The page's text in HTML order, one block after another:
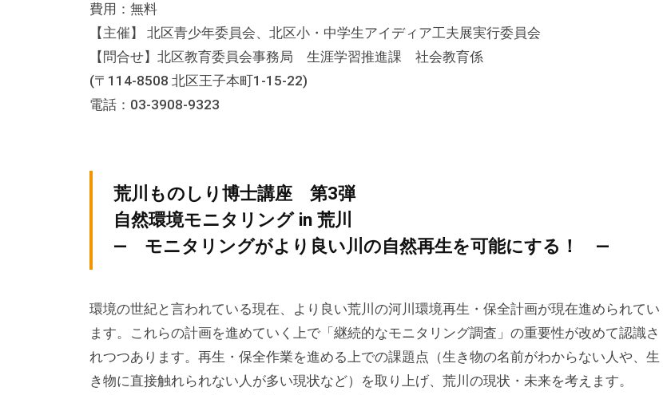
し
・
講
座
の
、
機
の
貸
出
な
費用：無料
【主催】 北区青少年委員会、北区小・中学生アイディア工夫展実行委員会
【問合せ】北区教育委員会事務局 生涯学習推進課 社会教育係
(〒114-8508 北区王子本町1-15-22)
電話：03-3908-9323
荒川ものしり博士講座 第3弾
自然環境モニタリング in 荒川
― モニタリングがより良い川の自然再生を可能にする！ ―
環境の世紀と言われている現在、より良い荒川の河川環境再生・保全計画が現在進められてい
ます。これらの計画を進めていく上で「継続的なモニタリング調査」の重要性が改めて認識さ
れつつあります。再生・保全作業を進める上での課題点（生き物の名前がわからない人や、生
き物に直接触れられない人が多い現状など）を取り上げ、荒川の現状・未来を考えます。